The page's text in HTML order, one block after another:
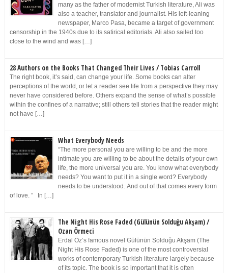
many as the father of modernist Turkish literature, Ali was
also a teacher, translator and journalist. His left-leaning
newspaper, Marco Pasa, became a target of government
censorship in the 1940s due to its satirical editorials. Ali also sailed too
close to the wind and was […]
28 Authors on the Books That Changed Their Lives / Tobias Carroll
The right book, it’s said, can change your life. Some books can alter
perceptions of the world, or let a reader see life from a perspective they may
never have considered before. Others expand the sense of what’s possible
within the confines of a narrative; still others tell stories that the reader might
not have […]
What Everybody Needs
“The more personal you are willing to be and the more
intimate you are willing to be about the details of your own
life, the more universal you are. You know what everybody
needs? You want to put it in a single word? Everybody
needs to be understood. And out of that comes every form
of love. ” In […]
The Night His Rose Faded (Gülünün Solduğu Akşam) /
Ozan Örmeci
Erdal Öz’s famous novel Gülünün Solduğu Akşam (The
Night His Rose Faded) is one of the most controversial
works of contemporary Turkish literature largely because
of its topic. The book is so important that it is often